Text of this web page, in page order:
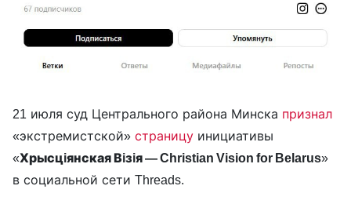
21 июля суд Центрального района Минска признал
«экстремистской» страницу инициативы
«Хрысцiянская Вiзiя — Christian Vision for Belarus»
в социальной сети Threads.